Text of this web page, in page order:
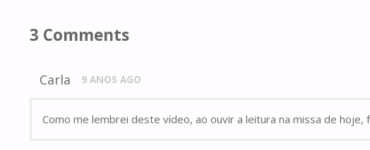
3 Comments
Carla 9 ANOS AGO
Como me lembrei deste vídeo, ao ouvir a leitura na missa de hoje,